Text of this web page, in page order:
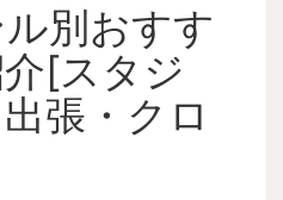
別おすす
[スタジ
張・クロ